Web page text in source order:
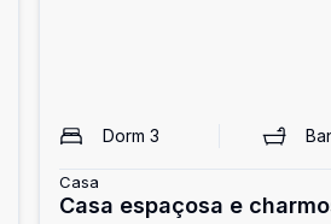
Dorm 3
Casa
Casa espaçosa e